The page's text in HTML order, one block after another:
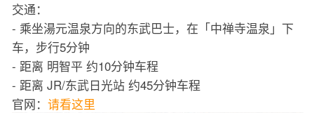
交通：
- 乘坐湯元温泉方向的东武巴士，在「中禅寺温泉」下
车，步行5分钟
- 距离 明智平 约10分钟车程
- 距离 JR/东武日光站 约45分钟车程
官网： 请看这里